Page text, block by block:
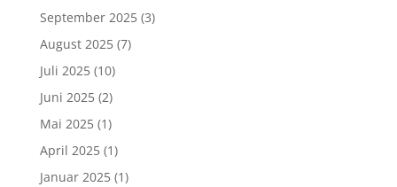
September 2025(3)
August 2025(7)
Juli 2025(10)
Juni 2025(2)
Mai 2025(1)
April 2025(1)
Januar 2025(1)